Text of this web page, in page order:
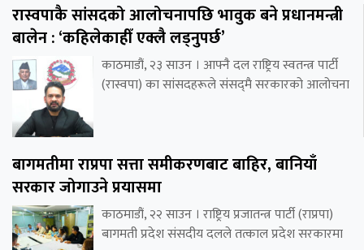
रास्वपाकै सांसदको आलोचनापछि भावुक बने प्रधानमन्त्री
बालेन : ‘कहिलेकाहीँ एक्लै लड्नुपर्छ’
काठमाडौं, २३ साउन । आफ्नै दल राष्ट्रिय स्वतन्त्र पार्टी
(रास्वपा) का सांसदहरूले संसद्‌मै सरकारको आलोचना
बागमतीमा राप्रपा सत्ता समीकरणबाट बाहिर, बानियाँ
सरकार जोगाउने प्रयासमा
काठमाडौं, २२ साउन । राष्ट्रिय प्रजातन्त्र पार्टी (राप्रपा)
बागमती प्रदेश संसदीय दलले तत्काल प्रदेश सरकारमा